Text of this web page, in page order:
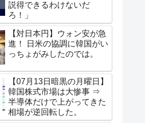
説得できるわけないだ
ろ！」
【対日本円】ウォン安が急
進！ 日米の協調に韓国がい
っちょがみしたのでは。
【07月13日暗黒の月曜日】
韓国株式市場は大惨事 ⇒
半導体だけで上がってきた
相場が逆回転した。